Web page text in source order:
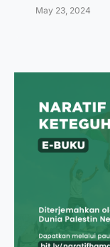
May 23, 2024